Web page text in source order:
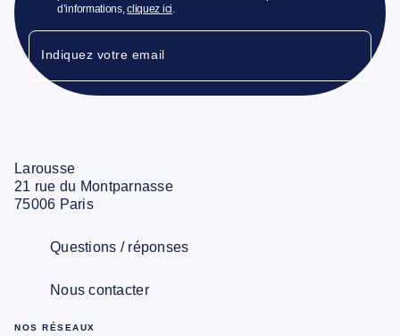
d’informations,cliquez ici
Indiquez votre email
Larousse
21 rue du Montparnasse
75006 Paris
Questions / réponses
Nous contacter
NOS RÉSEAUX